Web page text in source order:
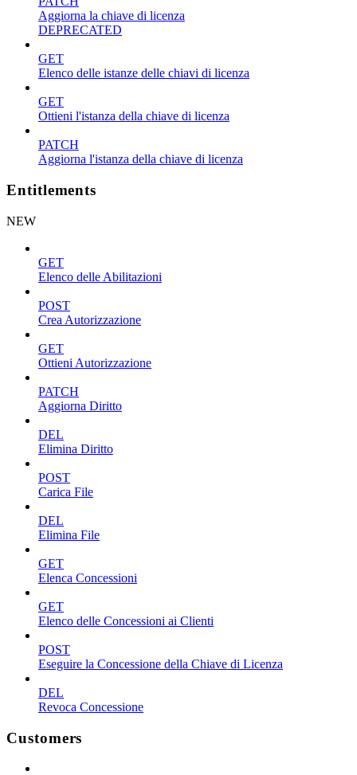
Aggiorna la chiave di licenza
DEPRECATED
GET
Elenco delle istanze delle chiavi di licenza
GET
Ottieni l'istanza della chiave di licenza
PATCH
Aggiorna l'istanza della chiave di licenza
Entitlements
NEW
GET
Elenco delle Abilitazioni
POST
Crea Autorizzazione
GET
Ottieni Autorizzazione
PATCH
Aggiorna Diritto
DEL
Elimina Diritto
POST
Carica File
DEL
Elimina File
GET
Elenca Concessioni
GET
Elenco delle Concessioni ai Clienti
POST
Eseguire la Concessione della Chiave di Licenza
DEL
Revoca Concessione
Customers